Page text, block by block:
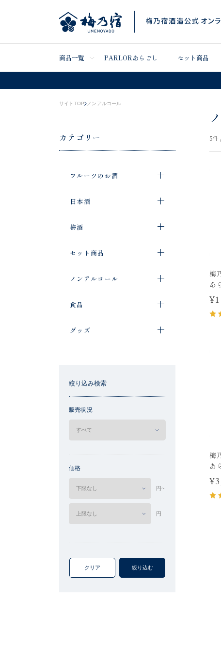
商品一覧 PARLORあらごし セット商品
サイトTOP ノンアルコール
カテゴリー
フルーツのお酒
日本酒
梅酒
セット商品
ノンアルコール
食品
グッズ
絞り込み検索
販売状況
価格
円~
円
クリア 絞り込む
5件
梅
あ
梅
あ